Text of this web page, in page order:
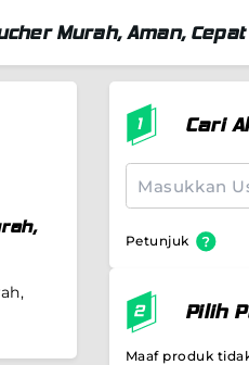
Murah, Aman, Cepat
Cari
Petunjuk
Pilih
Maaf produk